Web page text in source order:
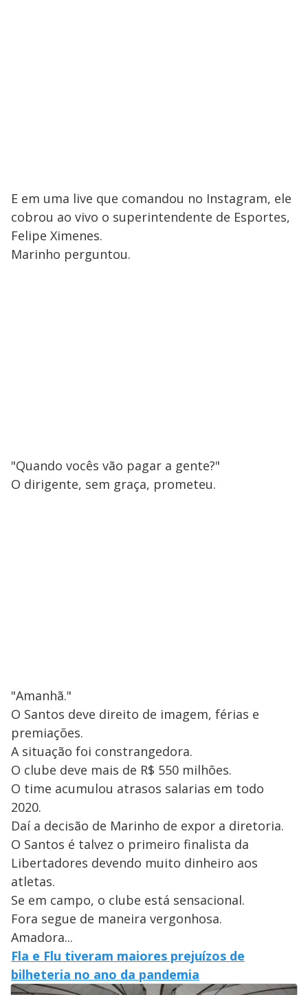
E em uma live que comandou no Instagram, ele
cobrou ao vivo o superintendente de Esportes,
Felipe Ximenes.
Marinho perguntou.
"Quando vocês vão pagar a gente?"
O dirigente, sem graça, prometeu.
"Amanhã."
O Santos deve direito de imagem, férias e
premiações.
A situação foi constrangedora.
O clube deve mais de R$ 550 milhões.
O time acumulou atrasos salarias em todo
2020.
Daí a decisão de Marinho de expor a diretoria.
O Santos é talvez o primeiro finalista da
Libertadores devendo muito dinheiro aos
atletas.
Se em campo, o clube está sensacional.
Fora segue de maneira vergonhosa.
Amadora...
Fla e Flu tiveram maiores prejuízos de
bilheteria no ano da pandemia